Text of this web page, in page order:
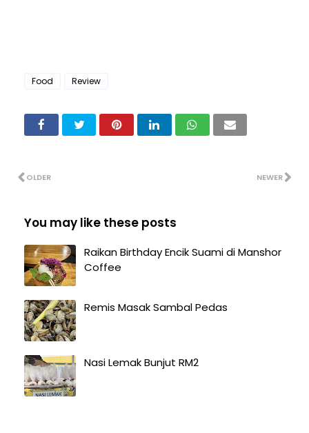
Food Review
NEWER
OLDER
You may like these posts
Raikan Birthday Encik Suami di Manshor
Coffee
Remis Masak Sambal Pedas
Nasi Lemak Bunjut RM2